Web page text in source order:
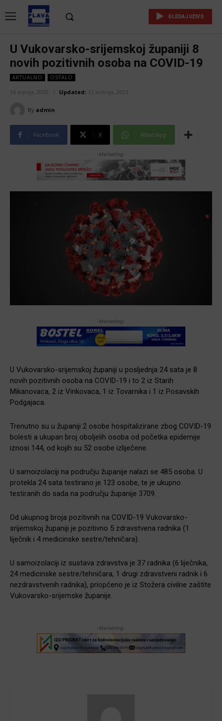
GLEDAJ UŽIVO
U Vukovarsko-srijemskoj županiji 8
novih pozitivnih osoba na COVID-19
AKTUALNO OSTALO
16 srpnja, 2020 Updated: 12 svibnja, 2021
By admin
Facebook X WhatsApp
-Marketing-
-Marketing-
U Vukovarsko-srijemskoj županiji u posljednja 24 sata je 8
novih pozitivnih osoba na COVID-19 i to 2 iz Starih
Mikanovaca, 2 iz Vinkovaca, 1 iz Tovarnika i 1 iz Posavskih
Podgajaca.
Trenutno su u županiji 2 osobe hospitalizirane zbog COVID-19
bolesti a ukupan broj oboljelih osoba od početka epidemije
iznosi 144, od kojih su 52 osobe izliječene.
U samoizolaciji na području županije nalazi se 485 osoba. U
protekla 24 sata testirano je 123 osobe, te je ukupno
testiranih do sada na području županije 3709.
Od ukupnog broja pozitivnih na COVID-19 Vukovarsko-
srijemskoj županiji je pozitivno 5 zdravstvena radnika (1
liječnik i 4 medicinske sestre/tehničara).
U samoizolaciji iz sustava zdravstva je 37 radnika (6 liječnika,
24 medicinske sestre/tehničara, 1 drugi zdravstveni radnik i 6
nezdravstvenih radnika), priopćeno je iz Stožera civilne zaštite
Vukovarsko-srijemske županije.
-Marketing-